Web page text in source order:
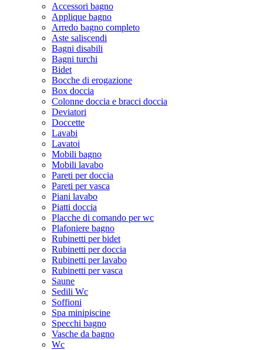
Accessori bagno
Applique bagno
Arredo bagno completo
Aste saliscendi
Bagni disabili
Bagni turchi
Bidet
Bocche di erogazione
Box doccia
Colonne doccia e bracci doccia
Deviatori
Doccette
Lavabi
Lavatoi
Mobili bagno
Mobili lavabo
Pareti per doccia
Pareti per vasca
Piani lavabo
Piatti doccia
Placche di comando per wc
Plafoniere bagno
Rubinetti per bidet
Rubinetti per doccia
Rubinetti per lavabo
Rubinetti per vasca
Saune
Sedili Wc
Soffioni
Spa minipiscine
Specchi bagno
Vasche da bagno
Wc